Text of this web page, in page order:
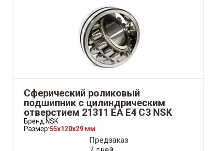
Сферический роликовый
подшипник с цилиндрическим
отверстием 21311 EA E4 C3 NSK
Бренд:NSK
Размер:55x120x29 мм
Предзаказ